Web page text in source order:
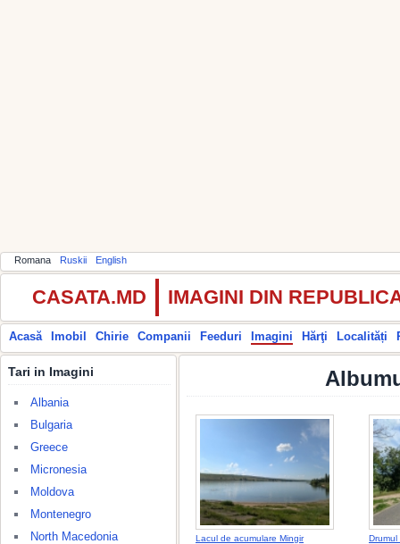
Romana Ruskii English
CASATA.MD IMAGINI DIN
Acasă Imobil Chirie Companii Feeduri Imagini Hărţi Localități
Tari in Imagini
Albania
Bulgaria
Greece
Micronesia
Moldova
Montenegro
North Macedonia
Lacul de acumulare Mingir Drumul